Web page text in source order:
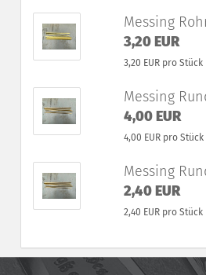
Messing
3,20 EUR
3,20 EUR pro Stück
Messing
4,00 EUR
4,00 EUR pro Stück
Messing
2,40 EUR
2,40 EUR pro Stück